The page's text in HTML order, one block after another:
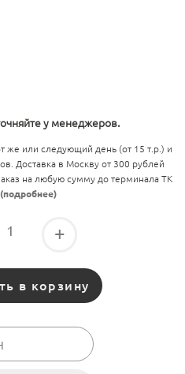
у менеджеров.
же или следующий день (от 15 т.р.) и
Доставка в Москву от 300 рублей
на любую сумму до терминала ТК
(подробнее)
+
в корзину